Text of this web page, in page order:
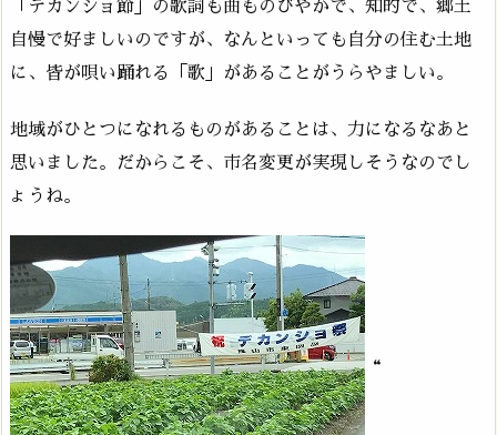
「デカンショ節」の歌詞も曲ものびやかで、知的で、郷土
自慢で好ましいのですが、なんといっても自分の住む土地
に、皆が唄い踊れる「歌」があることがうらやましい。
地域がひとつになれるものがあることは、力になるなあと
思いました。だからこそ、市名変更が実現しそうなのでし
ょうね。
“